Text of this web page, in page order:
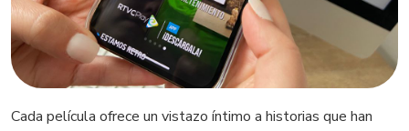
Cada película ofrece un vistazo íntimo a historias que han